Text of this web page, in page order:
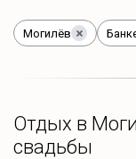
Могилёв
Отдых в
свадьбы